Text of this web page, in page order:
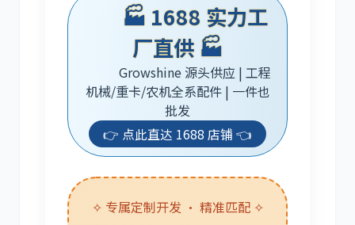
丰田
约翰迪尔 徐工
🏭 1688 实力工
厂直供 🏭
Growshine 源头供应 | 工程
机械/重卡/农机全系配件 | 一件也
批发
👉 点此直达 1688 店铺 👈
✧ 专属定制开发 · 精准匹配 ✧